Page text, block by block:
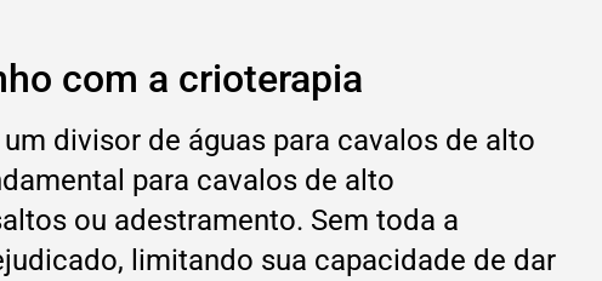
com a crioterapia
divisor de águas para cavalos de alto
para cavalos de alto
ou adestramento. Sem toda a
limitando sua capacidade de dar